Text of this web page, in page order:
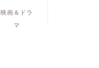
映画＆ドラ
マ